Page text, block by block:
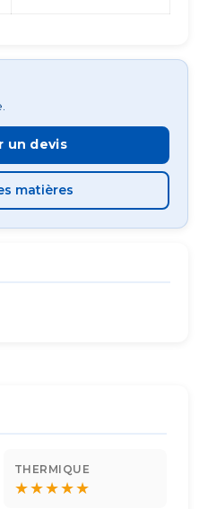
THERMIQUE
★★★★★
un devis
matières